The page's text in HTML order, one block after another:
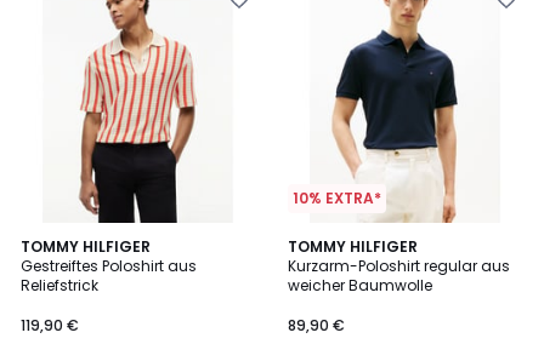
TOMMY HILFIGER
Gestreiftes Poloshirt aus
Reliefstrick
119,90 €
10% EXTRA*
TOMMY HILFIGER
Kurzarm-Poloshirt regular aus
weicher Baumwolle
89,90 €